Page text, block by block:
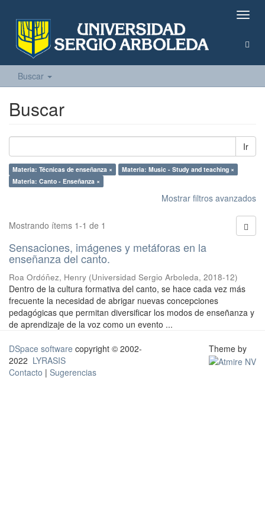
Buscar
Buscar
Ir
Materia: Técnicas de enseñanza ×
Materia: Music - Study and teaching ×
Materia: Canto - Enseñanza ×
Mostrar filtros avanzados
Mostrando ítems 1-1 de 1
Sensaciones, imágenes y metáforas en la
enseñanza del canto.
Roa Ordóñez, Henry (Universidad Sergio Arboleda, 2018-12)
Dentro de la cultura formativa del canto, se hace cada vez más
frecuente la necesidad de abrigar nuevas concepciones
pedagógicas que permitan diversificar los modos de enseñanza y
de aprendizaje de la voz como un evento ...
DSpace software copyright © 2002-
2022 LYRASIS
Contacto | Sugerencias
Theme by